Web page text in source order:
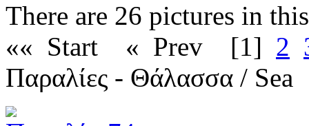
There are 26 pictures in
«« Start
« Prev [1] 2
Παραλίες - Θάλασσα / Sea